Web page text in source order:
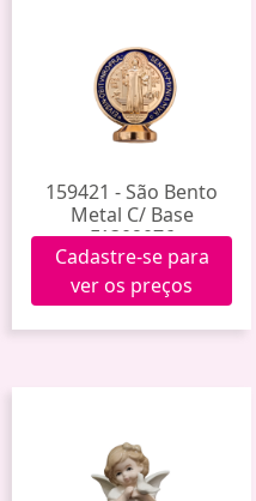
159421 - São Bento
Metal C/ Base
F1302076
Cadastre-se para
ver os preços